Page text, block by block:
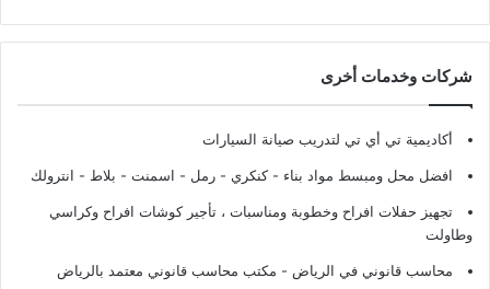
شركات وخدمات أخرى
أكاديمية تي أي تي لتدريب صيانة السيارات
افضل محل ومبسط مواد بناء - كنكري - رمل - اسمنت - بلاط - انترولك
تجهيز حفلات افراح وخطوبة ومناسبات ، تأجير كوشات افراح وكراسي
وطاولت
محاسب قانوني في الرياض - مكتب محاسب قانوني معتمد بالرياض